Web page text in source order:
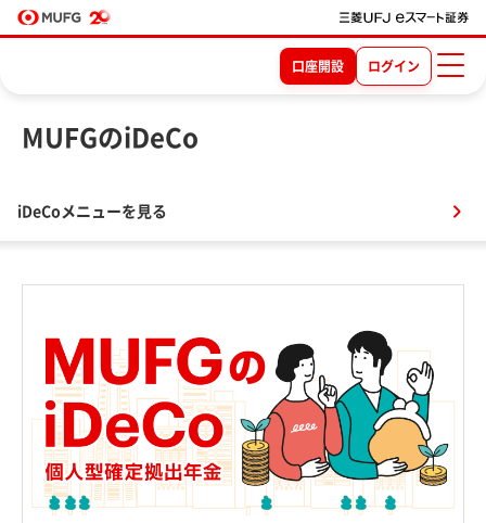
口座開設 ログイン
MUFGのiDeCo
iDeCoメニューを見る